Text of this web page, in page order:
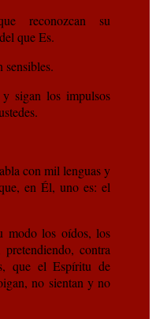
reconozcan su
que Es.
sigan los impulsos
con mil lenguas y
en Él, uno es: el
modo los oídos, los
contra
que el Espíritu de
no sientan y no